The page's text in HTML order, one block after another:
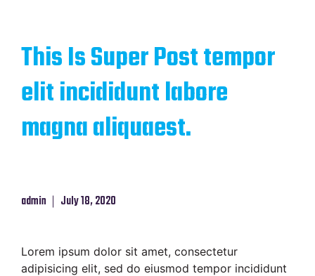
This Is Super Post tempor
elit incididunt labore
magna aliquaest.
admin July 18, 2020
Lorem ipsum dolor sit amet, consectetur
adipisicing elit, sed do eiusmod tempor incididunt